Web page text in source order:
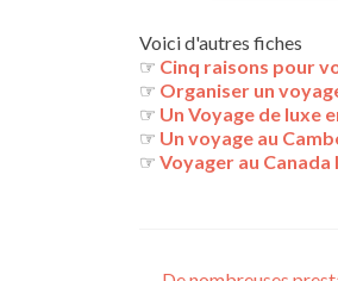
Voici d'autres fiches
☞ Cinq raisons pour
☞ Organiser un
☞ Un Voyage de luxe
☞ Un voyage au
☞ Voyager au Canada